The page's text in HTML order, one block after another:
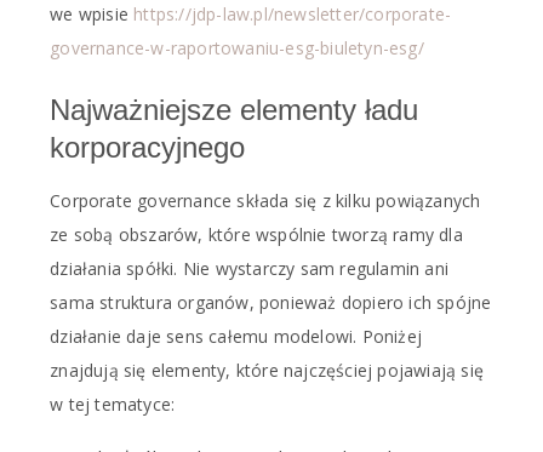
we wpisie https://jdp-law.pl/newsletter/corporate-
governance-w-raportowaniu-esg-biuletyn-esg/
Najważniejsze elementy ładu
korporacyjnego
Corporate governance składa się z kilku powiązanych
ze sobą obszarów, które wspólnie tworzą ramy dla
działania spółki. Nie wystarczy sam regulamin ani
sama struktura organów, ponieważ dopiero ich spójne
działanie daje sens całemu modelowi. Poniżej
znajdują się elementy, które najczęściej pojawiają się
w tej tematyce: